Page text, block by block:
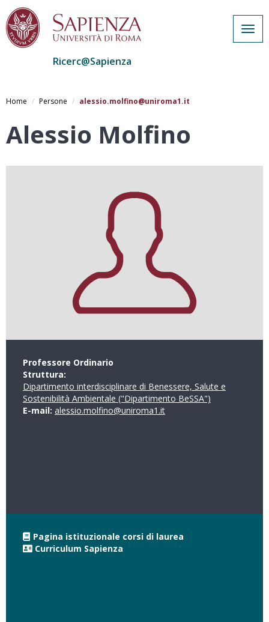
al
principale
Ricerc@Sapienza
Home Persone alessio.molfino@uniroma1.it
Alessio Molfino
Professore Ordinario
Struttura:
Dipartimento interdisciplinare di Benessere, Salute e
Sostenibilità Ambientale ("Dipartimento BeSSA")
E-mail: alessio.molfino@uniroma1.it
Pagina istituzionale corsi di laurea
Curriculum Sapienza